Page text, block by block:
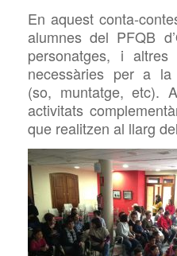
Enaquest conta-
alumnes del PFQB
personatges, i
necessàries per a la
(so, muntatge, etc).
activitats
que realitzen al llarg